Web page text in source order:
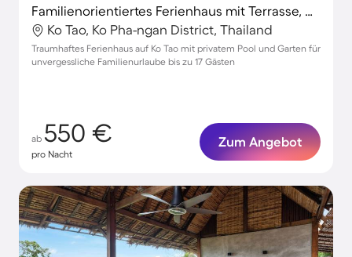
Familienorientiertes Ferienhaus mit Terrasse, privatem Pool und Garten | Haustiere erlaubt
Ko Tao, Ko Pha-ngan District, Thailand
Traumhaftes Ferienhaus auf Ko Tao mit privatem Pool und Garten für
unvergessliche Familienurlaube bis zu 17 Gästen
ab 550 €
pro Nacht
Zum Angebot